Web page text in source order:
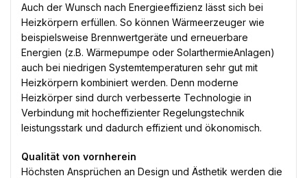
Auch der Wunsch nach Energieeffizienz lässt sich bei
Heizkörpern erfüllen. So können Wärmeerzeuger wie
beispielsweise Brennwertgeräte und erneuerbare
Energien (z.B. Wärmepumpe oder SolarthermieAnlagen)
auch bei niedrigen Systemtemperaturen sehr gut mit
Heizkörpern kombiniert werden. Denn moderne
Heizkörper sind durch verbesserte Technologie in
Verbindung mit hocheffizienter Regelungstechnik
leistungsstark und dadurch effizient und ökonomisch.
Qualität von vornherein
Höchsten Ansprüchen an Design und Ästhetik werden die